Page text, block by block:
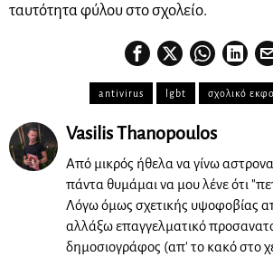
ταυτότητα φύλου στο σχολείο.
antivirus lgbt σχολικό
Vasilis Thanopoulos
Από μικρός ήθελα να γίνω
πάντα θυμάμαι να μου λένε ότι
Λόγω όμως σχετικής υψοφοβίας
αλλάξω επαγγελματικό
δημοσιογράφος (απ' το κακό στο